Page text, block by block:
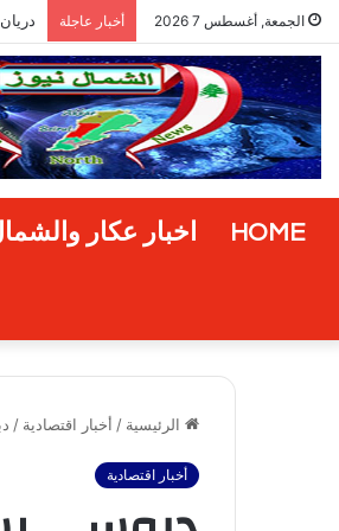
الجمعة, أغسطس 7 2026 أخبار عاجلة
HOME اخبار عكار
الرئيسية / أخبار اقتصادية /
أخبار اقتصادية